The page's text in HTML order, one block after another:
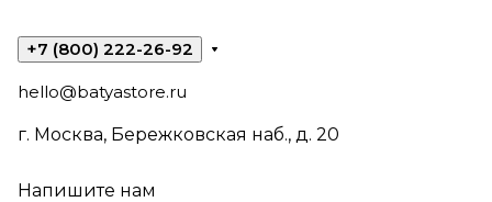
+7 (800) 222-26-92
hello@batyastore.ru
г. Москва, Бережковская наб., д. 20
Напишите нам